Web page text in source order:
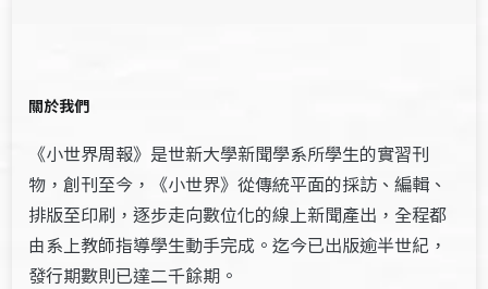
關於我們
《小世界周報》是世新大學新聞學系所學生的實習刊
物，創刊至今，《小世界》從傳統平面的採訪、編輯、
排版至印刷，逐步走向數位化的線上新聞產出，全程都
由系上教師指導學生動手完成。迄今已出版逾半世紀，
發行期數則已達二千餘期。